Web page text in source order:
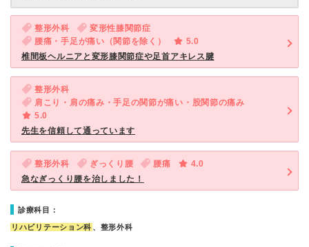
整形外科
変形性膝関節症
腰痛・手足が痛い（関節を除く）
5.0
椎間板ヘルニアと変形膝関節症や足首アキレス腱
整形外科
肩こり・肩の痛み・手足の関節が痛い・股関節の痛み
5.0
先生を信頼して通っています
整形外科 ぎっくり腰 腰痛
4.0
急なぎっくり腰を治しました！
診療科目：
リハビリテーション科 、整形外科